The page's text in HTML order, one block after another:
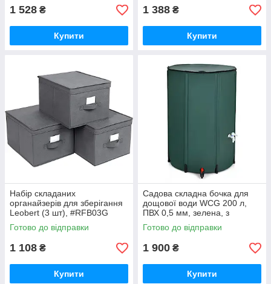
1 528 ₴
Купити
1 388 ₴
Купити
Набір складаних
органайзерів для зберігання
Leobert (3 шт), #RFB03G
GoodPlace -worry-free-
shopping-
Готово до відправки
1 108 ₴
Купити
Садова складна бочка для
дощової води WCG 200 л,
ПВХ 0,5 мм, зелена, з
кришкою та краном
GoodPlace -worry-free-
Готово до відправки
1 900 ₴
Купити